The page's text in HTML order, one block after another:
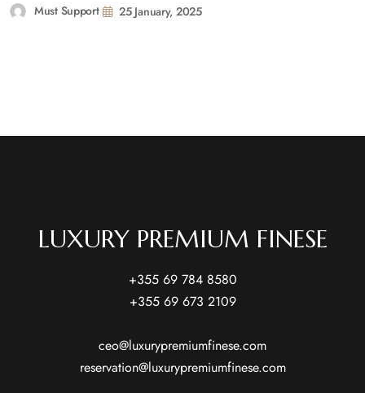
Must Support 25 January, 2025
LUXURY PREMIUM FINESE
+355 69 784 8580
+355 69 673 2109
ceo@luxurypremiumfinese.com
reservation@luxurypremiumfinese.com